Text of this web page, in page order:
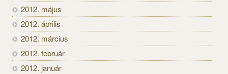
2012. május
2012. április
2012. március
2012. február
2012. január